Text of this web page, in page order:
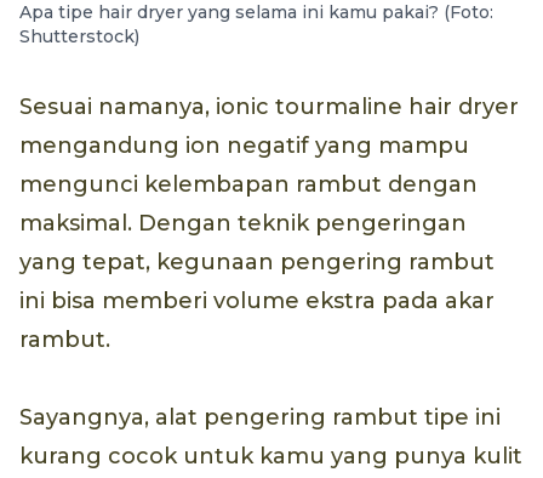
Apa tipe hair dryer yang selama ini kamu pakai? (Foto:
Shutterstock)
Sesuai namanya, ionic tourmaline hair dryer
mengandung ion negatif yang mampu
mengunci kelembapan rambut dengan
maksimal. Dengan teknik pengeringan
yang tepat, kegunaan pengering rambut
ini bisa memberi volume ekstra pada akar
rambut.
Sayangnya, alat pengering rambut tipe ini
kurang cocok untuk kamu yang punya kulit